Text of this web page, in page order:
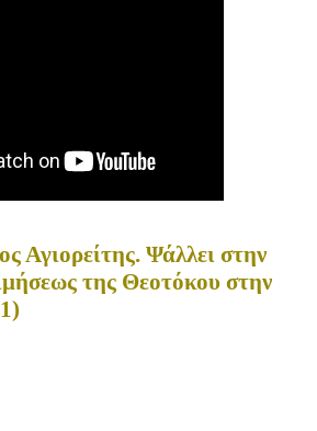
Αγιορείτης. Ψάλλει στην
της Θεοτόκου στην